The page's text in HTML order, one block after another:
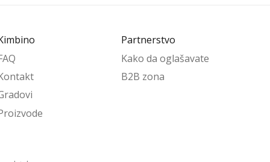
Partnerstvo
Kako da oglašavate
B2B zona